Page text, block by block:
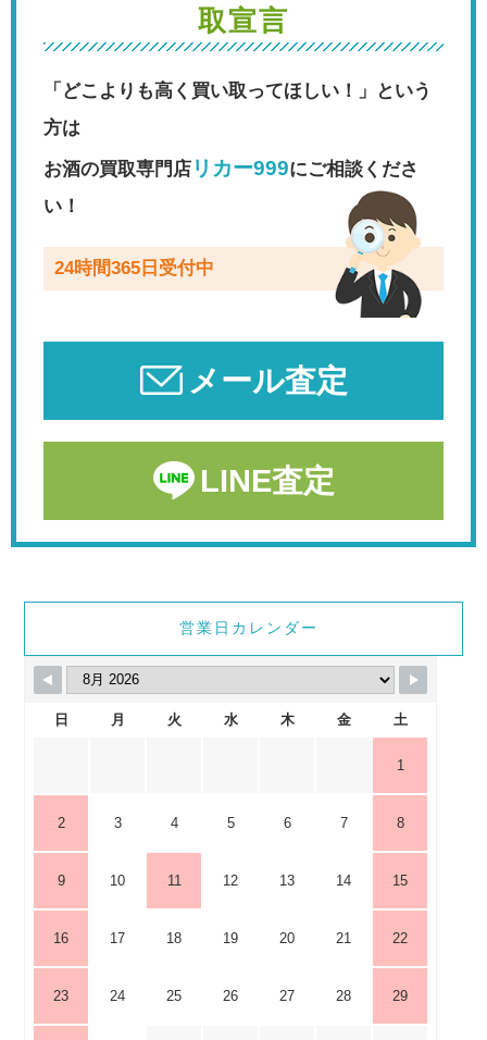
取宣言
「どこよりも高く買い取ってほしい！」という
方は
お酒の買取専門店 リカー999にご相談くださ
い！
24時間365日受付中
メール査定
LINE査定
営業日カレンダー
日 月 火 水 木 金 土
1
2 3 4 5 6 7 8
9 10 11 12 13 14 15
16 17 18 19 20 21 22
23 24 25 26 27 28 29